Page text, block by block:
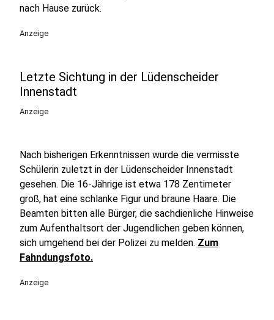
nach Hause zurück.
Anzeige
Letzte Sichtung in der Lüdenscheider
Innenstadt
Anzeige
Nach bisherigen Erkenntnissen wurde die vermisste
Schülerin zuletzt in der Lüdenscheider Innenstadt
gesehen. Die 16-Jährige ist etwa 178 Zentimeter
groß, hat eine schlanke Figur und braune Haare. Die
Beamten bitten alle Bürger, die sachdienliche Hinweise
zum Aufenthaltsort der Jugendlichen geben können,
sich umgehend bei der Polizei zu melden. Zum
Fahndungsfoto.
Anzeige